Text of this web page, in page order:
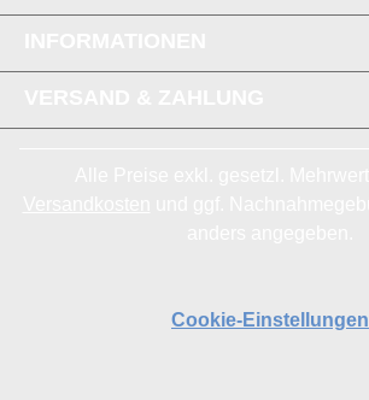
Cookie-Einstellungen